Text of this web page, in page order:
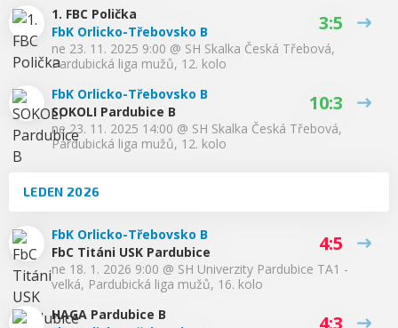
1. FBC Polička
FbK Orlicko-Třebovsko B
3:5
ne 23. 11. 2025 9:00 @ SH Skalka Česká Třebová,
Pardubická liga mužů, 12. kolo
FbK Orlicko-Třebovsko B
SOKOLI Pardubice B
10:3
ne 23. 11. 2025 14:00 @ SH Skalka Česká Třebová,
Pardubická liga mužů, 12. kolo
LEDEN 2026
FbK Orlicko-Třebovsko B
FbC Titáni USK Pardubice
4:5
ne 18. 1. 2026 9:00 @ SH Univerzity Pardubice TA1 -
velká, Pardubická liga mužů, 16. kolo
HAGA Pardubice B
4:3